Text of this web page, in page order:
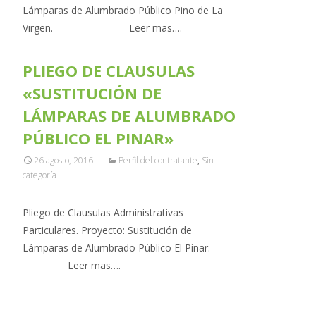
Lámparas de Alumbrado Público Pino de La
Virgen. Leer mas….
PLIEGO DE CLAUSULAS
«SUSTITUCIÓN DE
LÁMPARAS DE ALUMBRADO
PÚBLICO EL PINAR»
26 agosto, 2016 Perfil del contratante, Sin
categoría
Pliego de Clausulas Administrativas
Particulares. Proyecto: Sustitución de
Lámparas de Alumbrado Público El Pinar.
Leer mas….